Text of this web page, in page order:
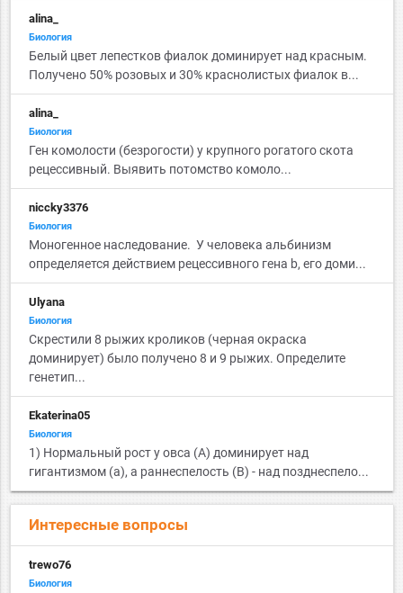
alina_
Биология
Белый цвет лепестков фиалок доминирует над красным.
Получено 50% розовых и 30% краснолистых фиалок в...
alina_
Биология
Ген комолости (безрогости) у крупного рогатого скота
рецессивный. Выявить потомство комоло...
niccky3376
Биология
Моногенное наследование. У человека альбинизм
определяется действием рецессивного гена b, его доми...
Ulyana
Биология
Cкрестили 8 рыжих кроликов (черная окраска
доминирует) было получено 8 и 9 рыжих. Определите
генетип...
Ekaterina05
Биология
1) Нормальный рост у овса (А) доминирует над
гигантизмом (а), а раннеспелость (B) - над позднеспело...
Интересные вопросы
trewo76
Биология